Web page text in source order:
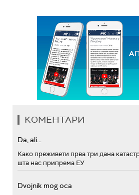
КОМЕНТАРИ
Da, ali...
Како преживети прва три дана
шта нас припрема ЕУ
Dvojnik mog oca